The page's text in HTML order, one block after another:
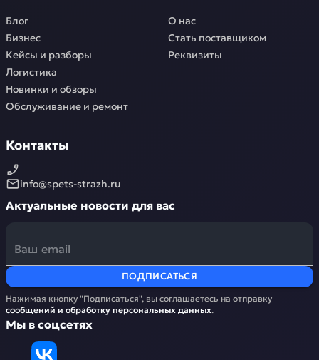
Блог
Бизнес
Кейсы и разборы
Логистика
Новинки и обзоры
Обслуживание и ремонт
О нас
Стать поставщиком
Реквизиты
Контакты
info@spets-strazh.ru
Актуальные новости для вас
ПОДПИСАТЬСЯ
Нажимая кнопку "Подписаться", вы соглашаетесь на отправку
сообщений и обработку персональных данных.
Мы в соцсетях